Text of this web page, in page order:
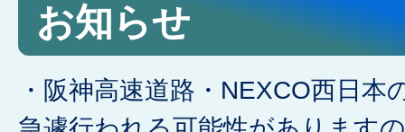
お知らせ
・阪神高速道路・NEXCO西日本